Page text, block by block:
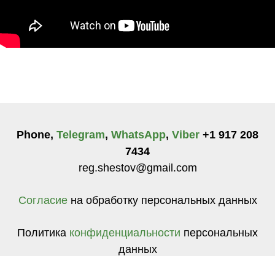
Phone, Telegram, WhatsApp, Viber +1 917 208
7434
reg.shestov@gmail.com
Согласие на обработку персональных данных
Политика конфиденциальности персональных
данных